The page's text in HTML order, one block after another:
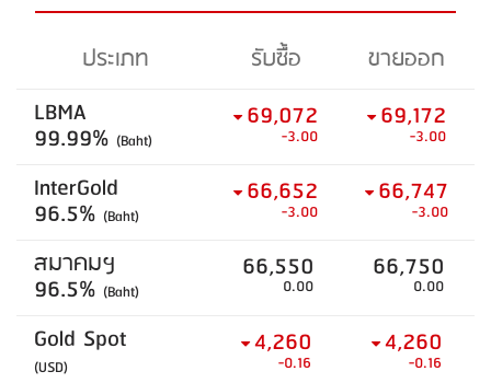
ประเภท รับซื้อ
ขายออก
LBMA
99.99% (Baht)
69,072
-3.00
69,172
-3.00
InterGold
96.5% (Baht)
66,652
-3.00
66,747
-3.00
สมาคมฯ
96.5% (Baht)
66,550
0.00
66,750
0.00
Gold Spot
(USD)
4,260
-0.16
4,260
-0.16